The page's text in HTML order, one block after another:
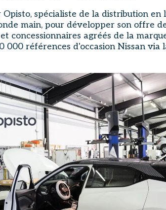
Opisto, spécialiste de la distribution en
main, pour développer son offre
concessionnaires agréés de la
000 références d'occasion Nissan via